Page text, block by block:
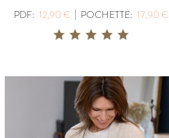
ZEPHIR
POCHETTE:
PANIER A DOUDOUS
PDF:GRATUIT
PDF: 12,90 €| POCHETTE: 17,90 €